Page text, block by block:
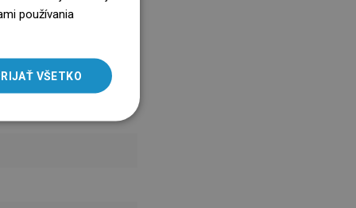
na číslo infolinky.
LITHUANIAN
ROMANIAN
používania
VŠETKO